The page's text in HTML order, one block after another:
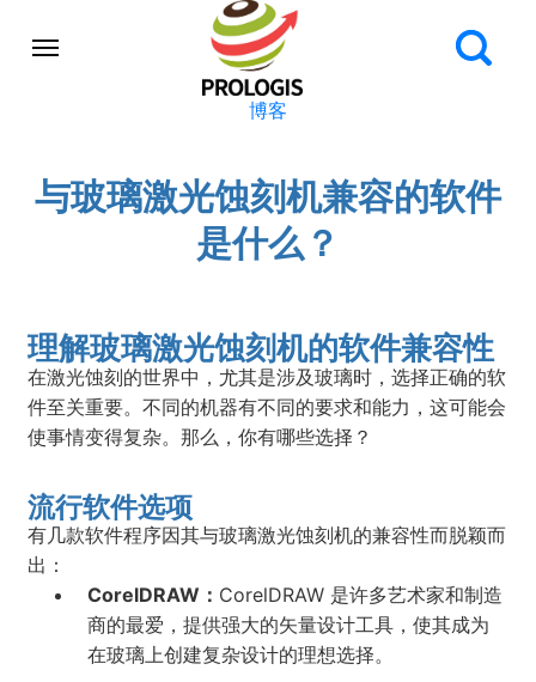
博客
与玻璃激光蚀刻机兼容的软件
是什么？
理解玻璃激光蚀刻机的软件兼容性
在激光蚀刻的世界中，尤其是涉及玻璃时，选择正确的软
件至关重要。不同的机器有不同的要求和能力，这可能会
使事情变得复杂。那么，你有哪些选择？
流行软件选项
有几款软件程序因其与玻璃激光蚀刻机的兼容性而脱颖而
出：
CorelDRAW： CorelDRAW 是许多艺术家和制造
商的最爱，提供强大的矢量设计工具，使其成为
在玻璃上创建复杂设计的理想选择。